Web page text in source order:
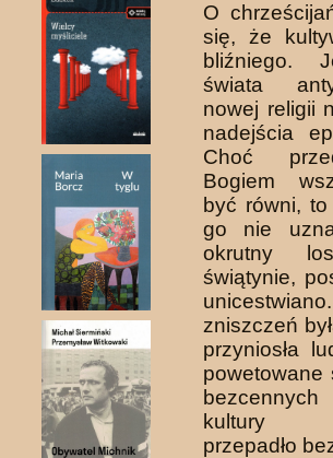
O
się, że
bliźniego.
świata
nowej religii
nadejścia
Choć
Bogiem
być równi,
go nie
okrutny
świątynie,
zniszczeń
przyniosła
powetowane
kultury
przepadło